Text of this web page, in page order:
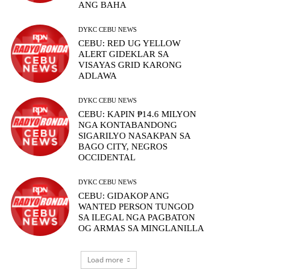
ANG BAHA
DYKC CEBU NEWS
CEBU: RED UG YELLOW
ALERT GIDEKLAR SA
VISAYAS GRID KARONG
ADLAWA
DYKC CEBU NEWS
CEBU: KAPIN ₱14.6 MILYON
NGA KONTABANDONG
SIGARILYO NASAKPAN SA
BAGO CITY, NEGROS
OCCIDENTAL
DYKC CEBU NEWS
CEBU: GIDAKOP ANG
WANTED PERSON TUNGOD
SA ILEGAL NGA PAGBATON
OG ARMAS SA MINGLANILLA
Load more